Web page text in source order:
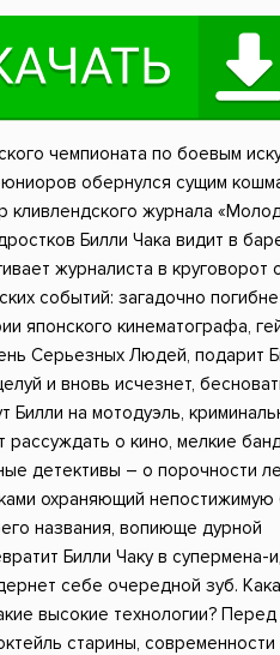
проза
России
Эзотерика
Экономика
чемпионата по боевым
обернулся сущим
кливлендского журнала
Билли Чака видит в
журналиста в круговорот
событий: загадочно
японского кинематографа,
Серьезных Людей, подарит
и вновь исчезнет,
Билли на мотодуэль,
рассуждать о кино, мелкие
детективы – о порочности
охраняющий непостижимую
названия, вопиюще дурной
Билли Чаку в супермена-
себе очередной зуб.
высокие технологии? Перед
старины, современности